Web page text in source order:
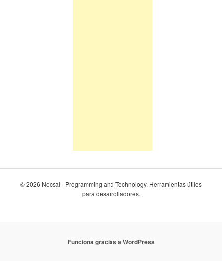
© 2026 Necsal - Programming and Technology. Herramientas útiles
para desarrolladores.
Funciona gracias a WordPress